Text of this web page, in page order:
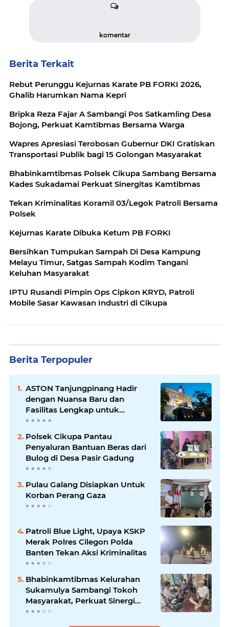
komentar
Berita Terkait
Rebut Perunggu Kejurnas Karate PB FORKI 2026,
Ghalib Harumkan Nama Kepri
Bripka Reza Fajar A Sambangi Pos Satkamling Desa
Bojong, Perkuat Kamtibmas Bersama Warga
Wapres Apresiasi Terobosan Gubernur DKI Gratiskan
Transportasi Publik bagi 15 Golongan Masyarakat
Bhabinkamtibmas Polsek Cikupa Sambang Bersama
Kades Sukadamai Perkuat Sinergitas Kamtibmas
Tekan Kriminalitas Koramil 03/Legok Patroli Bersama
Polsek
Kejurnas Karate Dibuka Ketum PB FORKI
Bersihkan Tumpukan Sampah Di Desa Kampung
Melayu Timur, Satgas Sampah Kodim Tangani
Keluhan Masyarakat
IPTU Rusandi Pimpin Ops Cipkon KRYD, Patroli
Mobile Sasar Kawasan Industri di Cikupa
Berita Terpopuler
ASTON Tanjungpinang Hadir
dengan Nuansa Baru dan
Fasilitas Lengkap untuk
Kenyamanan Tamu
Polsek Cikupa Pantau
Penyaluran Bantuan Beras dari
Bulog di Desa Pasir Gadung
Pulau Galang Disiapkan Untuk
Korban Perang Gaza
Patroli Blue Light, Upaya KSKP
Merak Polres Cilegon Polda
Banten Tekan Aksi Kriminalitas
Bhabinkamtibmas Kelurahan
Sukamulya Sambangi Tokoh
Masyarakat, Perkuat Sinergi
Jaga Kamtibmas